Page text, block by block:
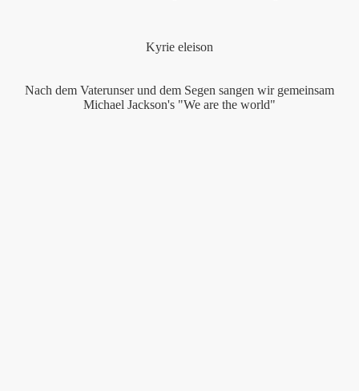
Kyrie eleison
Nach dem Vaterunser und dem Segen sangen wir gemeinsam
Michael Jackson's "We are the world"